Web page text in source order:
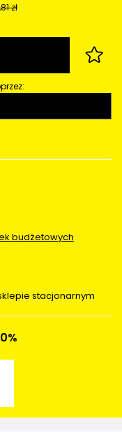
zł
budżetowych
stacjonarnym